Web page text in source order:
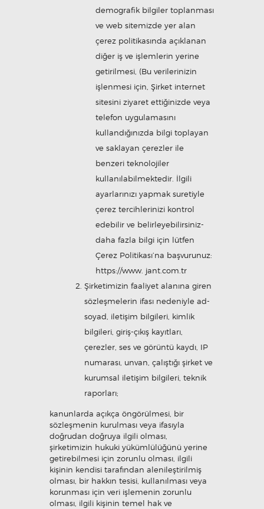
demografik bilgiler toplanması
ve web sitemizde yer alan
çerez politikasında açıklanan
diğer iş ve işlemlerin yerine
getirilmesi, (Bu verilerinizin
işlenmesi için, Şirket internet
sitesini ziyaret ettiğinizde veya
telefon uygulamasını
kullandığınızda bilgi toplayan
ve saklayan çerezler ile
benzeri teknolojiler
kullanılabilmektedir. İlgili
ayarlarınızı yapmak suretiyle
çerez tercihlerinizi kontrol
edebilir ve belirleyebilirsiniz-
daha fazla bilgi için lütfen
Çerez Politikası’na başvurunuz:
https://www. jant.com.tr
Şirketimizin faaliyet alanına giren
sözleşmelerin ifası nedeniyle ad-
soyad, iletişim bilgileri, kimlik
bilgileri, giriş-çıkış kayıtları,
çerezler, ses ve görüntü kaydı, IP
numarası, unvan, çalıştığı şirket ve
kurumsal iletişim bilgileri, teknik
raporları;
kanunlarda açıkça öngörülmesi, bir
sözleşmenin kurulması veya ifasıyla
doğrudan doğruya ilgili olması,
şirketimizin hukuki yükümlülüğünü yerine
getirebilmesi için zorunlu olması, ilgili
kişinin kendisi tarafından alenileştirilmiş
olması, bir hakkın tesisi, kullanılması veya
korunması için veri işlemenin zorunlu
olması, ilgili kişinin temel hak ve